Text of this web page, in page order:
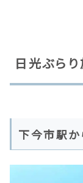
日光ぶら
下今市駅